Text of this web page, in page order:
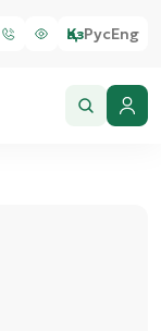
ҚазРусEng